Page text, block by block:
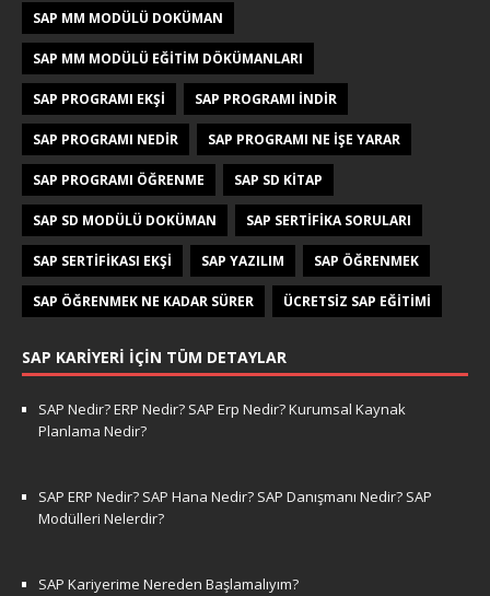
SAP MM MODÜLÜ DOKÜMAN
SAP MM MODÜLÜ EĞITIM DÖKÜMANLARI
SAP PROGRAMI EKŞI SAP PROGRAMI INDIR
SAP PROGRAMI NEDIR SAP PROGRAMI NE IŞE YARAR
SAP PROGRAMI ÖĞRENME SAP SD KITAP
SAP SD MODÜLÜ DOKÜMAN SAP SERTIFIKA SORULARI
SAP SERTIFIKASI EKŞI SAP YAZILIM SAP ÖĞRENMEK
SAP ÖĞRENMEK NE KADAR SÜRER ÜCRETSIZ SAP EĞITIMI
SAP KARIYERI İÇIN TÜM DETAYLAR
SAP Nedir? ERP Nedir? SAP Erp Nedir? Kurumsal Kaynak
Planlama Nedir?
SAP ERP Nedir? SAP Hana Nedir? SAP Danışmanı Nedir? SAP
Modülleri Nelerdir?
SAP Kariyerime Nereden Başlamalıyım?